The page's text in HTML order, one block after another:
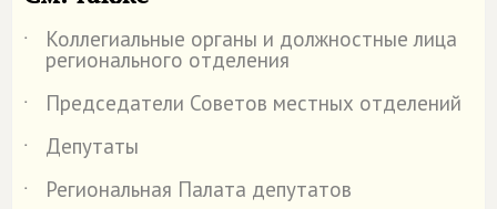
˙ Коллегиальные органы и должностные лица
регионального отделения
˙
Председатели Советов местных отделений
˙
Депутаты
˙
Региональная Палата депутатов